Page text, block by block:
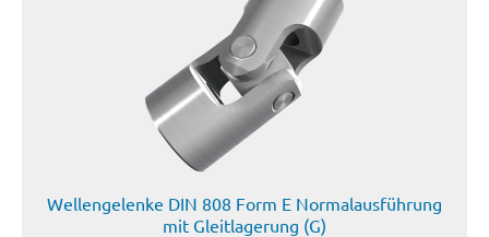
Wellengelenke DIN 808 Form E Normalausführung
mit Gleitlagerung (G)